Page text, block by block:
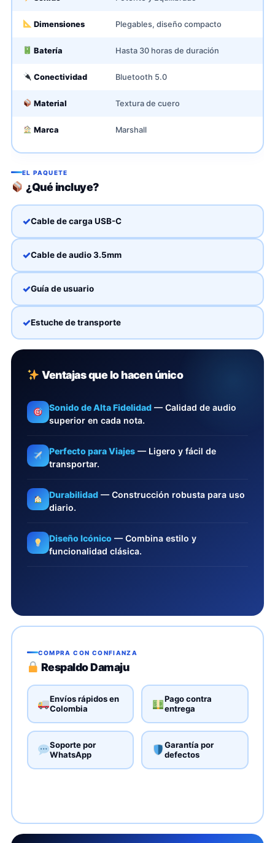
Dimensiones Plegables, diseño compacto
Batería Hasta 30 horas de duración
Conectividad Bluetooth 5.0
Material Textura de cuero
Marca Marshall
EL PAQUETE
¿Qué incluye?
Cable de carga USB-C
Cable de audio 3.5mm
Guía de usuario
Estuche de transporte
Ventajas que lo hacen único
Sonido de Alta Fidelidad — Calidad de audio
superior en cada nota.
Perfecto para Viajes — Ligero y fácil de
transportar.
Durabilidad — Construcción robusta para uso
diario.
Diseño Icónico — Combina estilo y
funcionalidad clásica.
COMPRA CON CONFIANZA
Respaldo Damaju
Envíos rápidos en
Colombia
Pago contra
entrega
Soporte por
WhatsApp
Garantía por
defectos